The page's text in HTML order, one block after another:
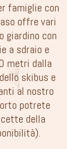
famiglie con
offre vari
giardino con
a sdraio e
metri dalla
skibus e
al nostro
potrete
della